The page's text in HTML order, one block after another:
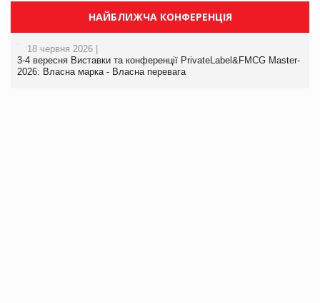
НАЙБЛИЖЧА КОНФЕРЕНЦІЯ
18 червня 2026 |
3-4 вересня Виставки та конференції PrivateLabel&FMCG Master-
2026: Власна марка - Власна перевага